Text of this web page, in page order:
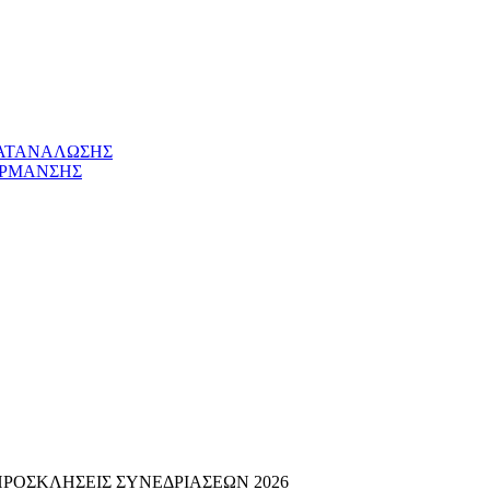
ΣΥΝΕΔΡΙΑΣΕΩΝ 2026